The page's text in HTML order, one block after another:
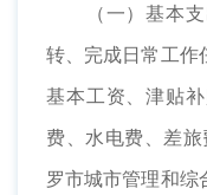
（一）基本支
转、完成日常工作
基本工资、津贴
费、水电费、差
罗市城市管理和综